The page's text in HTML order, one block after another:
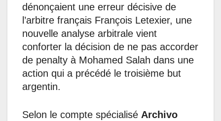
dénonçaient une erreur décisive de
l’arbitre français François Letexier, une
nouvelle analyse arbitrale vient
conforter la décision de ne pas accorder
de penalty à Mohamed Salah dans une
action qui a précédé le troisième but
argentin.
Selon le compte spécialisé Archivo